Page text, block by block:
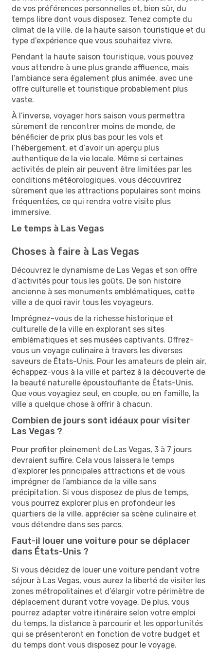
de vos préférences personnelles et, bien sûr, du
temps libre dont vous disposez. Tenez compte du
climat de la ville, de la haute saison touristique et du
type d’expérience que vous souhaitez vivre.
Pendant la haute saison touristique, vous pouvez
vous attendre à une plus grande affluence, mais
l’ambiance sera également plus animée, avec une
offre culturelle et touristique probablement plus
vaste.
À l’inverse, voyager hors saison vous permettra
sûrement de rencontrer moins de monde, de
bénéficier de prix plus bas pour les vols et
l’hébergement, et d’avoir un aperçu plus
authentique de la vie locale. Même si certaines
activités de plein air peuvent être limitées par les
conditions météorologiques, vous découvrirez
sûrement que les attractions populaires sont moins
fréquentées, ce qui rendra votre visite plus
immersive.
Le temps à Las Vegas
Choses à faire à Las Vegas
Découvrez le dynamisme de Las Vegas et son offre
d’activités pour tous les goûts. De son histoire
ancienne à ses monuments emblématiques, cette
ville a de quoi ravir tous les voyageurs.
Imprégnez-vous de la richesse historique et
culturelle de la ville en explorant ses sites
emblématiques et ses musées captivants. Offrez-
vous un voyage culinaire à travers les diverses
saveurs de États-Unis. Pour les amateurs de plein air,
échappez-vous à la ville et partez à la découverte de
la beauté naturelle époustouflante de États-Unis.
Que vous voyagiez seul, en couple, ou en famille, la
ville a quelque chose à offrir à chacun.
Combien de jours sont idéaux pour visiter
Las Vegas ?
Pour profiter pleinement de Las Vegas, 3 à 7 jours
devraient suffire. Cela vous laissera le temps
d’explorer les principales attractions et de vous
imprégner de l’ambiance de la ville sans
précipitation. Si vous disposez de plus de temps,
vous pourrez explorer plus en profondeur les
quartiers de la ville, apprécier sa scène culinaire et
vous détendre dans ses parcs.
Faut-il louer une voiture pour se déplacer
dans États-Unis ?
Si vous décidez de louer une voiture pendant votre
séjour à Las Vegas, vous aurez la liberté de visiter les
zones métropolitaines et d’élargir votre périmètre de
déplacement durant votre voyage. De plus, vous
pourrez adapter votre itinéraire selon votre emploi
du temps, la distance à parcourir et les opportunités
qui se présenteront en fonction de votre budget et
du temps dont vous disposez pour le voyage.